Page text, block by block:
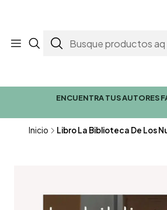
ENCUENTRA TUS AUTORES
Inicio Libro La Biblioteca De Los